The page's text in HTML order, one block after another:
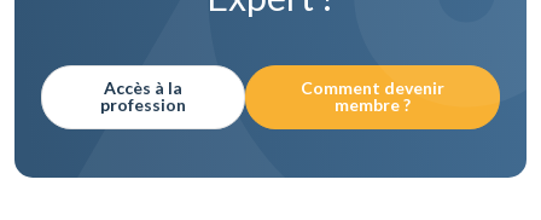
Accès à la
profession
Comment devenir
membre ?